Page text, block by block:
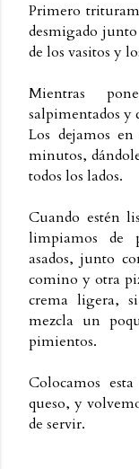
Primero
desmigado
de los vasitos y
Mientras
salpimentados y
Los dejamos
minutos,
todos los lados.
Cuando estén
limpiamos de
asados, junto
comino y otra
crema ligera,
mezcla un
pimientos.
Colocamos
queso, y
de servir.